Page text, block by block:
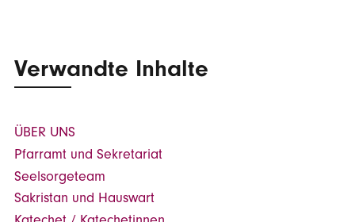
Verwandte Inhalte
ÜBER UNS
Pfarramt und Sekretariat
Seelsorgeteam
Sakristan und Hauswart